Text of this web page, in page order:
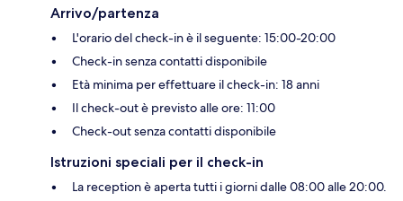
Arrivo/partenza
L'orario del check-in è il seguente: 15:00-20:00
Check-in senza contatti disponibile
Età minima per effettuare il check-in: 18 anni
Il check-out è previsto alle ore: 11:00
Check-out senza contatti disponibile
Istruzioni speciali per il check-in
La reception è aperta tutti i giorni dalle 08:00 alle 20:00.